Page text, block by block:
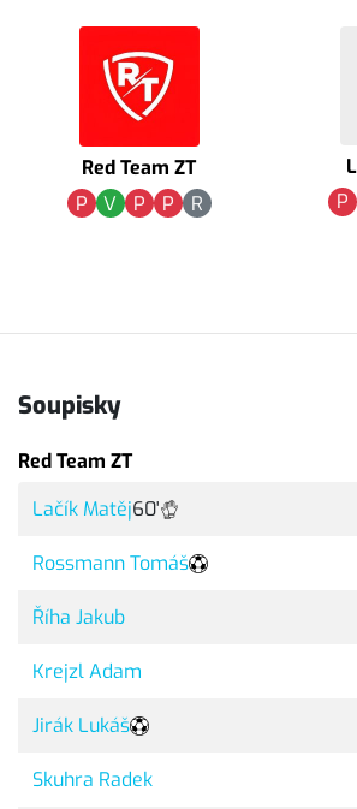
Red Team ZT
P
V P P R
P
Soupisky
Red Team ZT
Lačík Matěj60'
Rossmann Tomáš
Říha Jakub
Krejzl Adam
Jirák Lukáš
Skuhra Radek